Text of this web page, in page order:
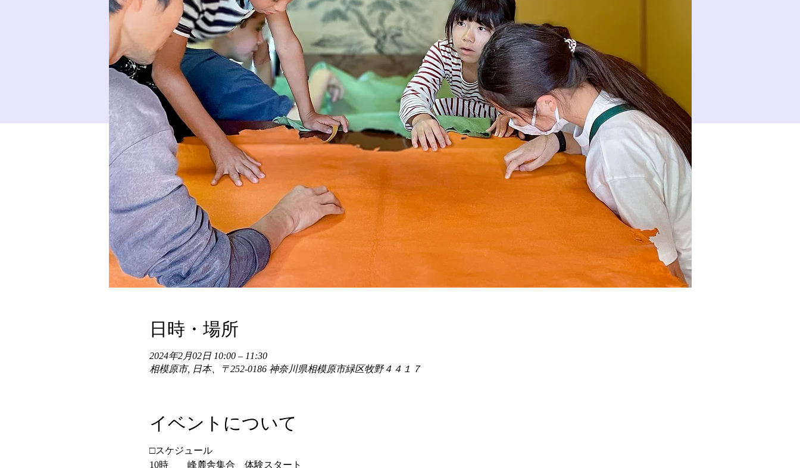
日時・場所
2024年2月02日 10:00 – 11:30
相模原市, 日本、〒252-0186 神奈川県相模原市緑区牧野４４１７
イベントについて
□スケジュール
10時　　峰麓舎集合　体験スタート